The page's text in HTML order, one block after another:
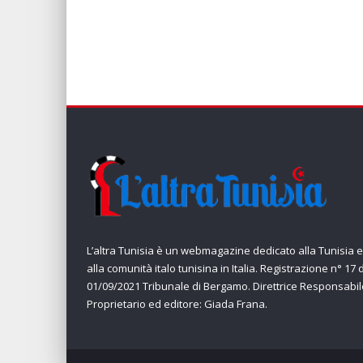
L’altra Tunisia è un webmagazine dedicato alla Tunisia e
alla comunità italo tunisina in Italia. Registrazione n° 17
01/09/2021 Tribunale di Bergamo. Direttrice
Proprietario ed editore: Giada Frana.